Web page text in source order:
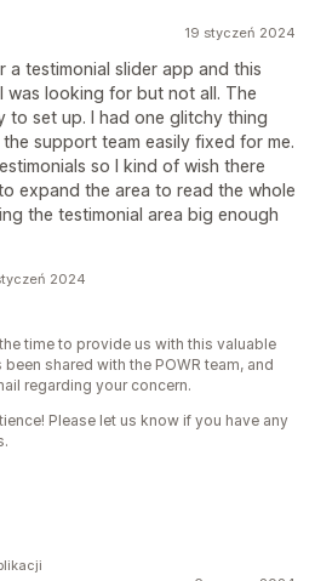
19 styczeń 2024
a testimonial slider app and this
was looking for but not all. The
to set up. I had one glitchy thing
support team easily fixed for me.
so I kind of wish there
expand the area to read the whole
the testimonial area big enough
2024
time to provide us with this valuable
shared with the POWR team, and
regarding your concern.
Please let us know if you have any